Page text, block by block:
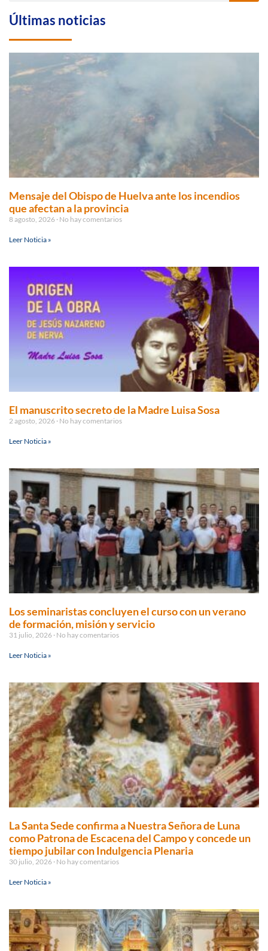
Últimas noticias
Mensaje del Obispo de Huelva ante los incendios
que afectan a la provincia
8 agosto, 2026 No hay comentarios
Leer Noticia »
El manuscrito secreto de la Madre Luisa Sosa
2 agosto, 2026 No hay comentarios
Leer Noticia »
Los seminaristas concluyen el curso con un verano
de formación, misión y servicio
31 julio, 2026 No hay comentarios
Leer Noticia »
La Santa Sede confirma a Nuestra Señora de Luna
como Patrona de Escacena del Campo y concede un
tiempo jubilar con Indulgencia Plenaria
30 julio, 2026 No hay comentarios
Leer Noticia »